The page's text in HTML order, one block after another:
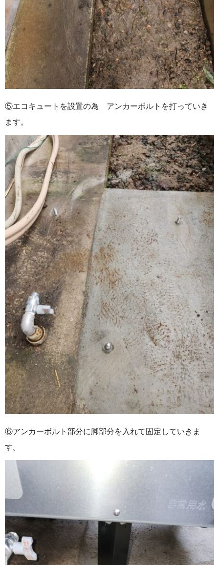
⑤エコキュートを設置の為 アンカーボルトを打っていき
ます。
⑥アンカーボルト部分に脚部分を入れて固定していきま
す。